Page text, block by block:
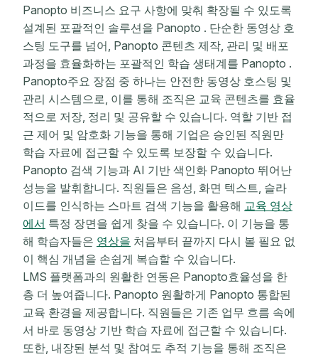
Panopto 비즈니스 요구 사항에 맞춰 확장될 수 있도록
설계된 포괄적인 솔루션을 Panopto . 단순한 동영상 호
스팅 도구를 넘어, Panopto 콘텐츠 제작, 관리 및 배포
과정을 효율화하는 포괄적인 학습 생태계를 Panopto .
Panopto주요 장점 중 하나는 안전한 동영상 호스팅 및
관리 시스템으로, 이를 통해 조직은 교육 콘텐츠를 효율
적으로 저장, 정리 및 공유할 수 있습니다. 역할 기반 접
근 제어 및 암호화 기능을 통해 기업은 승인된 직원만
학습 자료에 접근할 수 있도록 보장할 수 있습니다.
Panopto 검색 기능과 AI 기반 색인화 Panopto 뛰어난
성능을 발휘합니다. 직원들은 음성, 화면 텍스트, 슬라
이드를 인식하는 스마트 검색 기능을 활용해 교육 영상
에서 특정 장면을 쉽게 찾을 수 있습니다. 이 기능을 통
해 학습자들은 영상을 처음부터 끝까지 다시 볼 필요 없
이 핵심 개념을 손쉽게 복습할 수 있습니다.
LMS 플랫폼과의 원활한 연동은 Panopto효율성을 한
층 더 높여줍니다. Panopto 원활하게 Panopto 통합된
교육 환경을 제공합니다. 직원들은 기존 업무 흐름 속에
서 바로 동영상 기반 학습 자료에 접근할 수 있습니다.
또한, 내장된 분석 및 참여도 추적 기능을 통해 조직은